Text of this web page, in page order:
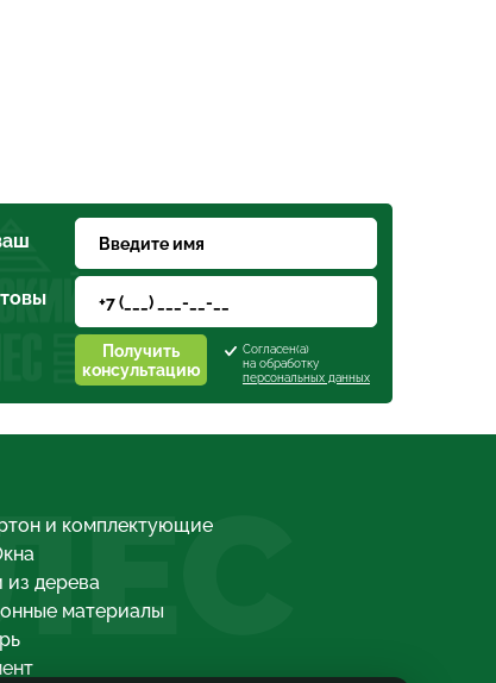
Получить
консультацию
Согласен(а)
на обработку
персональных данных
и комплектующие
из дерева
материалы